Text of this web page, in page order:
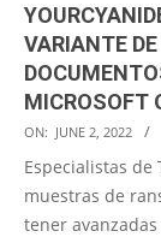
VARIANTE
MICROSOFT
2022-
06-
02
ON: JUNE 2, 2022
Especialistas
muestras de
tener